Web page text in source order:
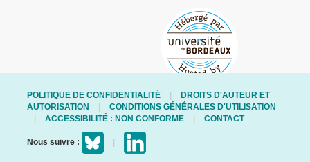
POLITIQUE DE CONFIDENTIALITÉ
DROITS D'AUTEUR ET
AUTORISATION
CONDITIONS GÉNÉRALES D'UTILISATION
ACCESSIBILITÉ : NON CONFORME
CONTACT
Nous suivre :